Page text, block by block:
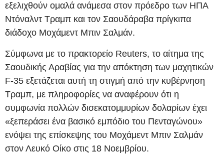
εξελιχθούν ομαλά ανάμεσα στον πρόεδρο των ΗΠΑ
Ντόναλντ Τραμπ και τον Σαουδάραβα πρίγκιπα
διάδοχο Μοχάμεντ Μπιν Σαλμάν.
Σύμφωνα με το πρακτορείο Reuters, το αίτημα της
Σαουδικής Αραβίας για την απόκτηση των μαχητικών
F-35 εξετάζεται αυτή τη στιγμή από την κυβέρνηση
Τραμπ, με πληροφορίες να αναφέρουν ότι η
συμφωνία πολλών δισεκατομμυρίων δολαρίων έχει
«ξεπεράσει ένα βασικό εμπόδιο του Πενταγώνου»
ενόψει της επίσκεψης του Μοχάμεντ Μπιν Σαλμάν
στον Λευκό Οίκο στις 18 Νοεμβρίου.